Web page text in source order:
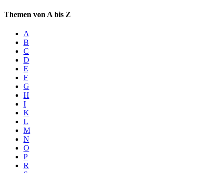
Themen von A bis Z
A
B
C
D
E
F
G
H
I
K
L
M
N
O
P
R